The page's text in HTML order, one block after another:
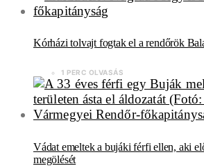
Kórházi tolvajt fogtak el a rendőrök
1 PERC OLVASÁS
Vádat emeltek a bujáki férfi ellen, aki
megölését